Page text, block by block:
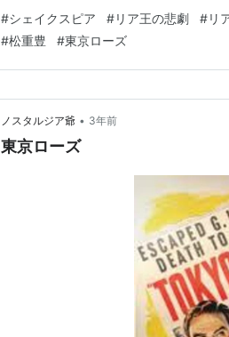
日 📌深夜の音楽食堂 ＦＭヨコハマ
#シェイクスピア #リア王の悲劇 #リ
#松重豊 #東京ローズ
ノスタルジア爺 • 3年前
東京ローズ